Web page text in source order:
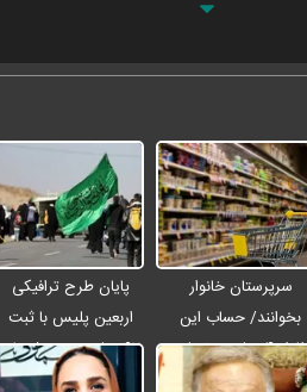
سرپرستان خانوار
بخوانند/ حساب این
افراد ۴ میلیون تومان
شارژ شد
پایان طرح ترافیکی
اربعین پلیس با ثبت
۶۷ میلیون تردد / جان
باختن ۲۴ زائر در